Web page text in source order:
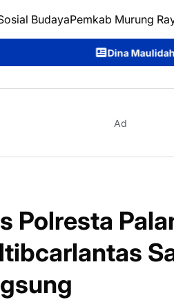
BudayaPemkab Murung
Dina Maulidah Terpilih Aklamasi
Ad
Polresta